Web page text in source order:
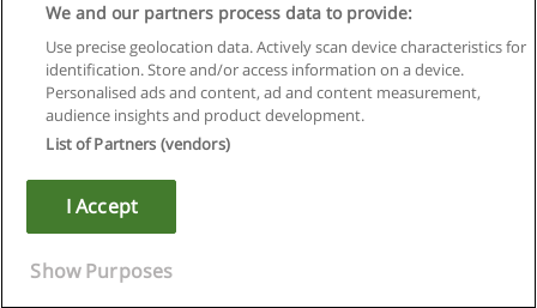
Regulamin
Polityka ochrony danych osobowych
Copyright © Educaedu Business S.L. - CIF : B-95610580: -
We and our partners process data to provide:
Use precise geolocation data. Actively scan device characteristics for
identification. Store and/or access information on a device.
Personalised ads and content, ad and content measurement,
audience insights and product development.
List of Partners (vendors)
I Accept
Show Purposes